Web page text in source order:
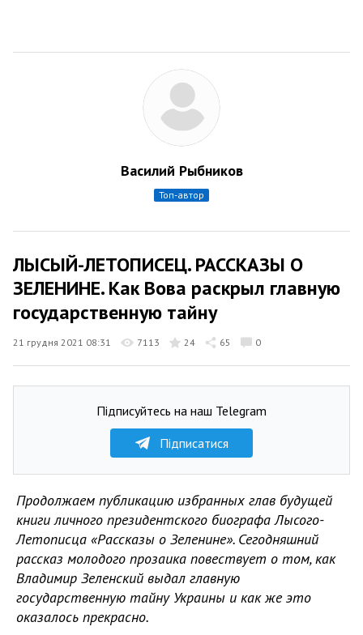
Василий Рыбников
топ-автор
ЛЫСЫЙ-ЛЕТОПИСЕЦ. РАССКАЗЫ О
ЗЕЛЕНИНЕ. Как Вова раскрыл главную
государственную тайну
21 грудня 2021 08:31 7113 24 65 0
Підписуйтесь на наш Telegram
Підписатися
Продолжаем публикацию избранных глав будущей
книги личного президентского биографа Лысого-
Летописца «Рассказы о Зеленине». Сегодняшний
рассказ молодого прозаика повествует о том, как
Владимир Зеленский выдал главную
государственную тайну Украины и как же это
оказалось прекрасно.